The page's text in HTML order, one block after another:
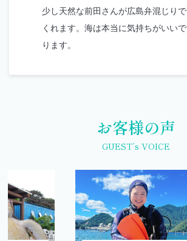
少し天然な前田さんが広島弁混じり
くれます。海は本当に気持ちがいい
ります。
お客様の声
GUEST’s VOICE